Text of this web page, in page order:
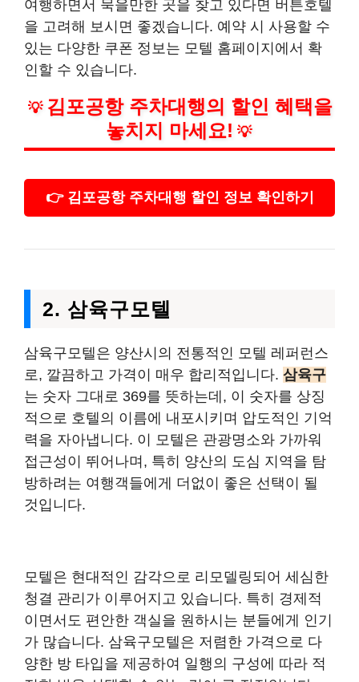
여행하면서 묵을만한 곳을 찾고 있다면 버튼호텔
을 고려해 보시면 좋겠습니다. 예약 시 사용할 수
있는 다양한 쿠폰 정보는 모텔 홈페이지에서 확
인할 수 있습니다.
💡 김포공항 주차대행의 할인 혜택을
놓치지 마세요! 💡
👉 김포공항 주차대행 할인 정보 확인하기
2. 삼육구모텔
삼육구모텔은 양산시의 전통적인 모텔 레퍼런스
로, 깔끔하고 가격이 매우 합리적입니다. 삼육구
는 숫자 그대로 369를 뜻하는데, 이 숫자를 상징
적으로 호텔의 이름에 내포시키며 압도적인 기억
력을 자아냅니다. 이 모텔은 관광명소와 가까워
접근성이 뛰어나며, 특히 양산의 도심 지역을 탐
방하려는 여행객들에게 더없이 좋은 선택이 될
것입니다.
모텔은 현대적인 감각으로 리모델링되어 세심한
청결 관리가 이루어지고 있습니다. 특히 경제적
이면서도 편안한 객실을 원하시는 분들에게 인기
가 많습니다. 삼육구모텔은 저렴한 가격으로 다
양한 방 타입을 제공하여 일행의 구성에 따라 적